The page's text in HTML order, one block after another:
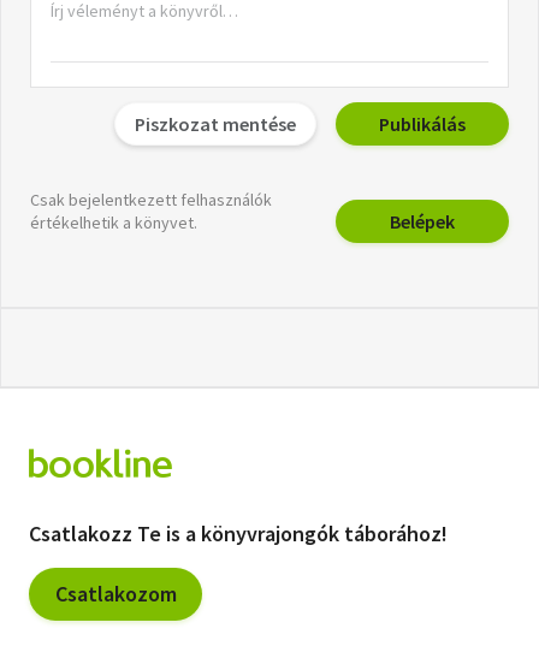
Piszkozat mentése Publikálás
Csak bejelentkezett felhasználók
értékelhetik a könyvet.
Belépek
Csatlakozz Te is a könyvrajongók táborához!
Csatlakozom